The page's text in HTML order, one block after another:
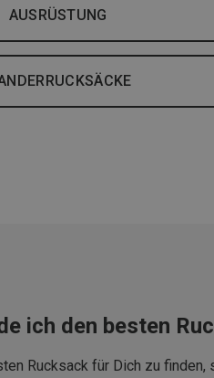
AUSRÜSTUNG
ich den besten
Rucksack für Dich zu